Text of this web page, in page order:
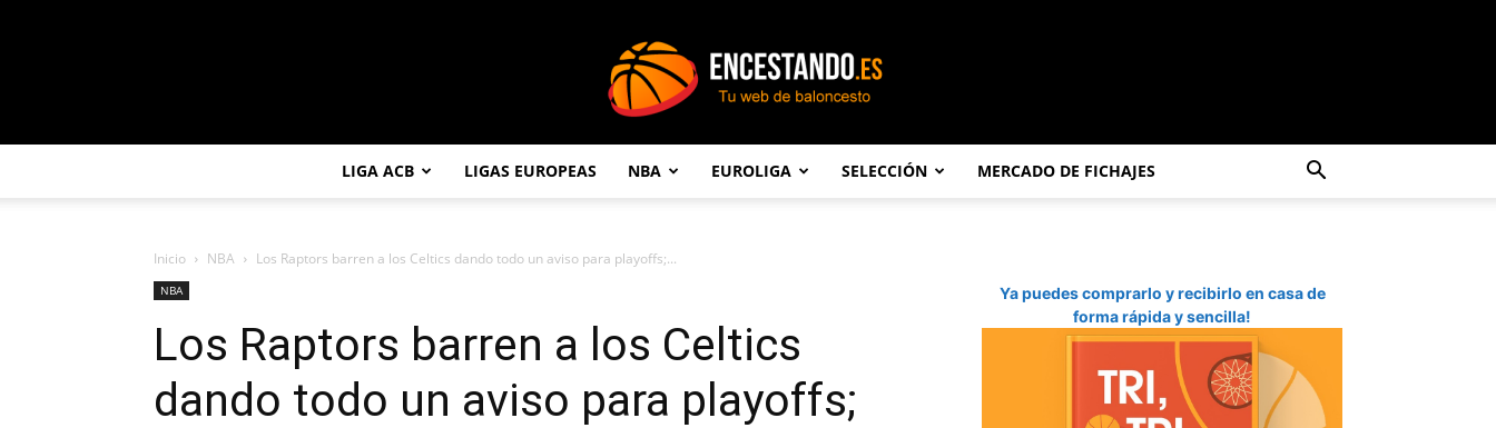
LIGA ACB LIGAS EUROPEAS NBA EUROLIGA SELECCIÓN MERCADO DE FICHAJES
Inicio NBA Los Raptors barren a los Celtics dando todo un aviso para playoffs;...
NBA
Los Raptors barren a los Celtics
dando todo un aviso para playoffs;
Ya puedes comprarlo y recibirlo en casa de
forma rápida y sencilla!